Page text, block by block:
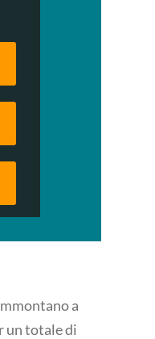
a
un totale di